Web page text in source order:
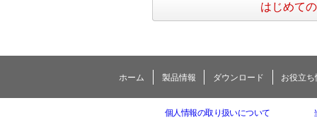
はじめて
ホーム 製品情報 ダウンロード お役立ち
個人情報の取り扱いについて